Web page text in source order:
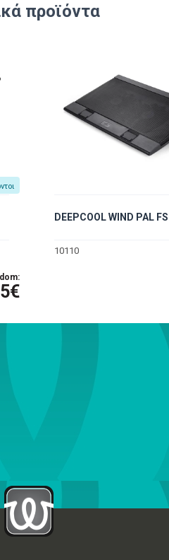
προϊόντα
DEEPCOOL WIND PAL FS
10110